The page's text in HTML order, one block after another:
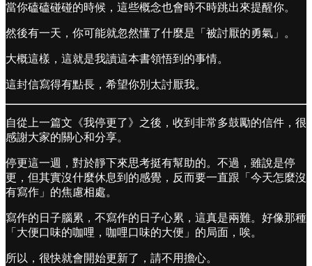
當你磕磕碰碰的時候，這些概念也會時不時跳出來提醒你。
然後有一天，你可能就忽然懂了什麼是「被討厭的勇氣」。
大概這樣，這就是我讀這本書領悟到的事情。
這封信寫得有點長，希望你別太討厭我。
自從上一篇文《我停更了》之後，收到非常多鼓勵的信件，很
感謝大家的關心和分享。
停更這一週，對於靜下來思考挺有幫助的。不過，雖說是停
更，但其實沒什麼休息到的感覺，反而要一直跟「今天怎麼沒
有寫作」的焦慮相處。
寫作的日子腦累，不寫作的日子心累，這真是兩難。好像那種
「大便口味的咖哩，咖哩口味的大便」的局面，唉。
所以，很快就會開始更新了，請不用擔心。